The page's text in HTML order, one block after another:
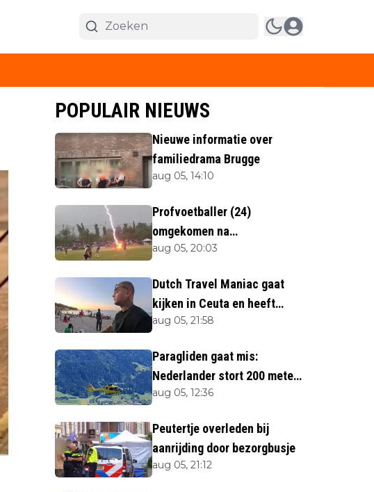
POPULAIR NIEUWS
Nieuwe informatie over
familiedrama Brugge
aug 05, 14:10
Profvoetballer (24)
omgekomen na
blikseminslag tijdens
aug 05, 20:03
Dutch Travel Maniac gaat
kijken in Ceuta en heeft
twijfels bij berichtgeving
aug 05, 21:58
Paragliden gaat mis:
Nederlander stort 200 meter
naar beneden
aug 05, 12:36
Peutertje overleden bij
aanrijding door bezorgbusje
aug 05, 21:12